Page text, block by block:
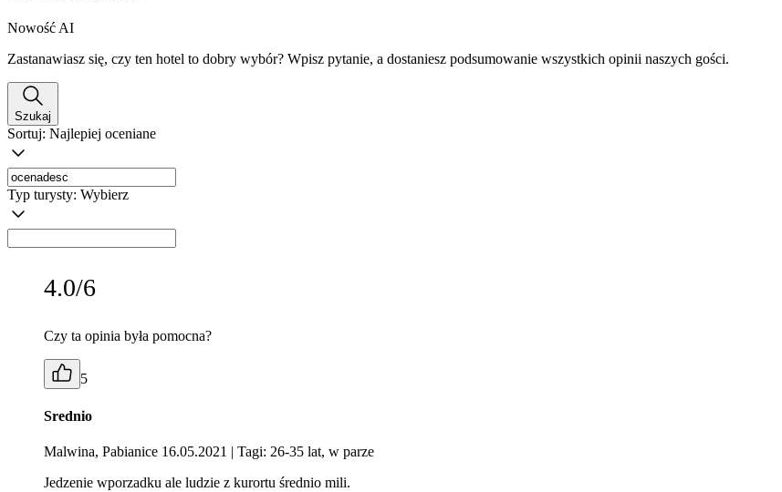
Nowość AI
Zastanawiasz się, czy ten hotel to dobry wybór? Wpisz pytanie, a dostaniesz podsumowanie wszystkich opinii naszych gości.
Szukaj
Sortuj: Najlepiej oceniane
Typ turysty: Wybierz
4.0/6
Czy ta opinia była pomocna?
5
Srednio
Malwina, Pabianice 16.05.2021 | Tagi: 26-35 lat, w parze
Jedzenie wporzadku ale ludzie z kurortu średnio mili.